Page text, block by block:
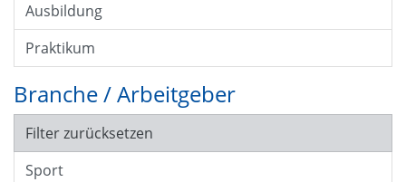
Ausbildung
Praktikum
Branche / Arbeitgeber
Filter zurücksetzen
Sport